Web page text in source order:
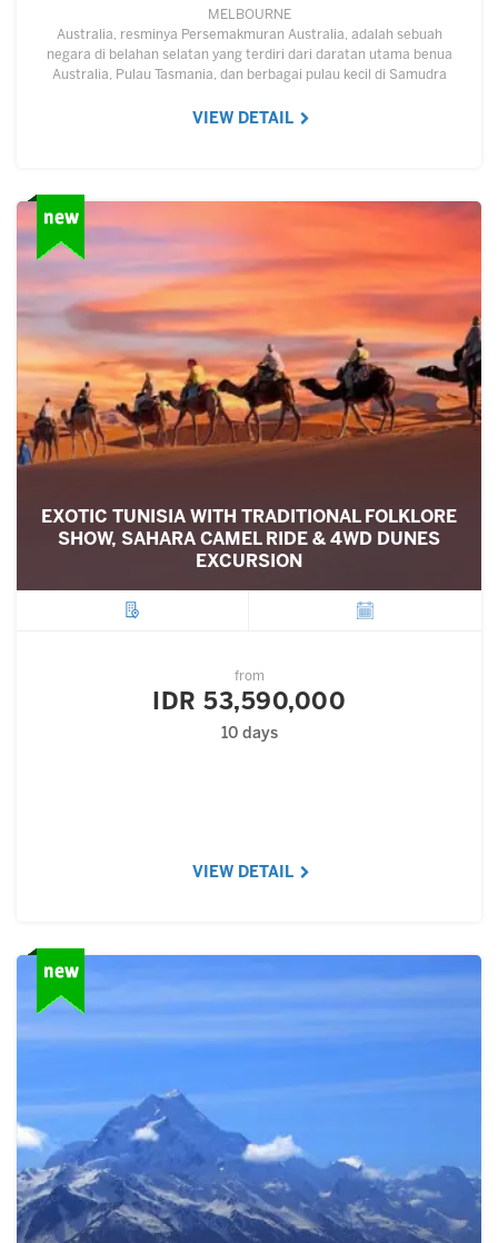
MELBOURNE
Australia, resminya Persemakmuran Australia, adalah sebuah
negara di belahan selatan yang terdiri dari daratan utama benua
Australia, Pulau Tasmania, dan berbagai pulau kecil di Samudra
VIEW DETAIL
EXOTIC TUNISIA WITH TRADITIONAL FOLKLORE
SHOW, SAHARA CAMEL RIDE & 4WD DUNES
EXCURSION
from
IDR 53,590,000
10 days
VIEW DETAIL